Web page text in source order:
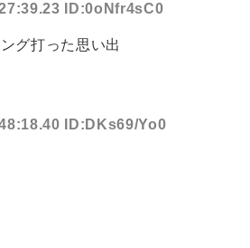
ID:0oNfr4sC0
グ打った思い出
ID:DKs69/Yo0